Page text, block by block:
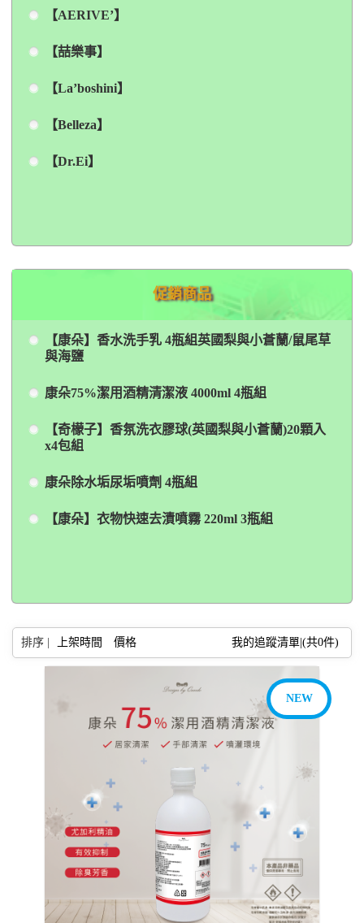
【AERIVE’】
【喆樂事】
【La’boshini】
【Belleza】
【Dr.Ei】
促銷商品
【康朵】香水洗手乳 4瓶組英國梨與小蒼蘭/鼠尾草
與海鹽
康朵75%潔用酒精清潔液 4000ml 4瓶組
【奇檬子】香氛洗衣膠球(英國梨與小蒼蘭)20顆入
x4包組
康朵除水垢尿垢噴劑 4瓶組
【康朵】衣物快速去漬噴霧 220ml 3瓶組
排序 | 上架時間 價格 我的追蹤清單|(共0件)
NEW